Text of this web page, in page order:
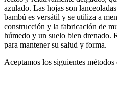
azulado. Las hojas son
bambú es versátil y se utiliza a
construcción y la fabricación de
húmedo y un suelo bien drenado.
para mantener su salud y forma.
Aceptamos los siguientes métodos